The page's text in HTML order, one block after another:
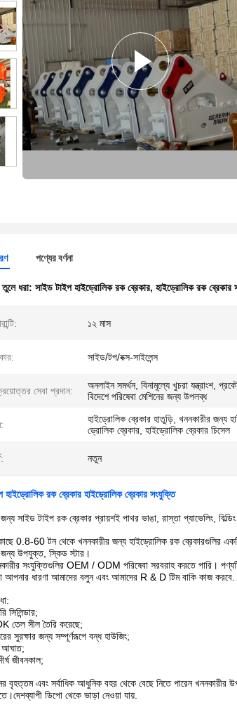
পণ্যের বর্ণনা
তুলে ধরা: সাইড টাইপ হাইড্রোলিক রক ব্রেকার, হাইড্রোলিক রক ব্রেকার
১২ মাস
সাইড/টপ/বক্স-সাইলেন্স
সেবা প্রদান:
অনলাইন সমর্থন, বিনামূল্যে খুচরা যন্ত্রাংশ,
বিদেশে পরিষেবা মেশিনের জন্য উপলব্ধ
হাইড্রোলিক ব্রেকার হাতুড়ি, খননকারীর জন্য
ড্রোলিক ব্রেকার, হাইড্রোলিক ব্রেকার চিসেল
নতুন
হাইড্রোলিক রক ব্রেকার হাইড্রোলিক ব্রেকার সংযুক্তি
সাইড টাইপ রক ব্রেকার প্রায়শই পাথর ভাঙা, রাস্তা প্যাভেলিং,
0.8-60 টন থেকে খননকারীর জন্য হাইড্রোলিক রক ব্রেকারগুলির
জন্য উপযুক্ত, স্কিড স্টার।
সংযুক্তিগুলির OEM / ODM পরিষেবা সরবরাহ করতে পারি।
ধারণা আমাদের বলুন এবং আমাদের R & D টিম বাকি কাজ করবে.
সিলিন্ডার;
তেল সীল তৈরি করেছে;
সুরক্ষার জন্য সম্পূর্ণরূপে বন্ধ হাউজিং;
আঘাত;
জীবনকাল;
বৃহত্তম এবং সর্বাধিক আধুনিক বহর থেকে বেছে নিতে পারেন খননকারীর
ডিপো থেকে ভাড়া নেওয়া যায়.